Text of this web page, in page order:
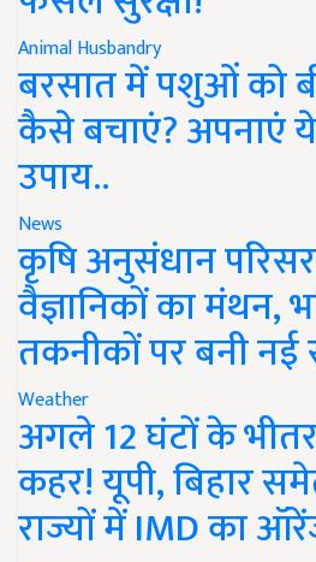
Animal Husbandry
बरसात में पशुओं को
कैसे बचाएं? अपनाएं
उपाय..
News
कृषि अनुसंधान
वैज्ञानिकों का मंथन,
तकनीकों पर बनी नई
Weather
अगले 12 घंटों के
कहर! यूपी, बिहार
राज्यों में IMD का